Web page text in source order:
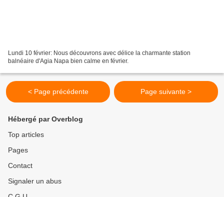
Lundi 10 février: Nous découvrons avec délice la charmante station
balnéaire d'Agia Napa bien calme en février.
< Page précédente Page suivante >
Hébergé par Overblog
Top articles
Pages
Contact
Signaler un abus